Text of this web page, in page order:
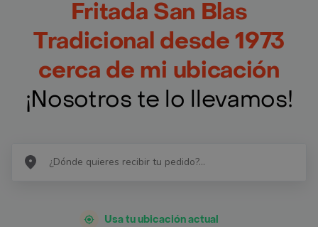
Fritada San Blas
Tradicional desde 1973
cerca de mi ubicación
¡Nosotros te lo llevamos!
Usa tu ubicación actual